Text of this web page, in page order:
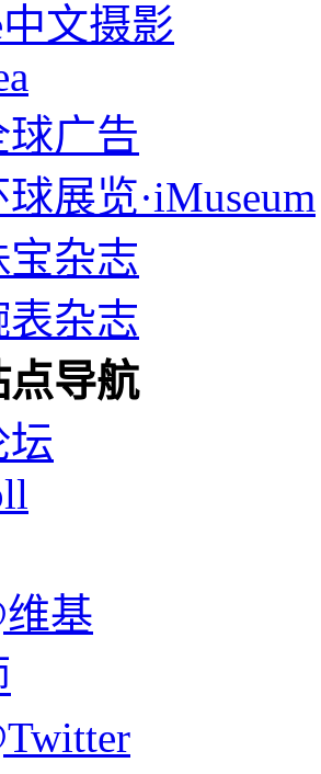
文摄影
广告
展览·iMuseum
杂志
杂志
导航
坛
基